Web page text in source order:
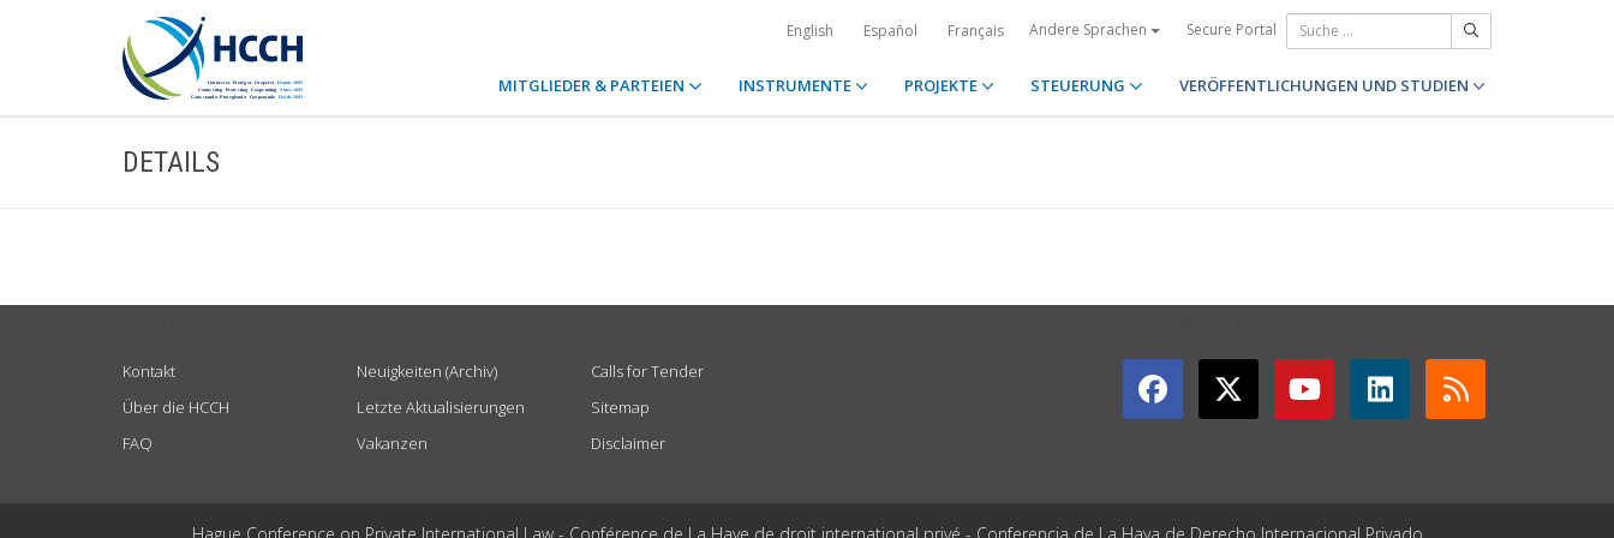
English Español Français Andere Sprachen Secure Portal
MITGLIEDER & PARTEIEN INSTRUMENTE PROJEKTE STEUERUNG VERÖFFENTLICHUNGEN UND STUDIEN
DETAILS
Kontakt
Über die HCCH
FAQ
Neuigkeiten (Archiv)
Letzte Aktualisierungen
Vakanzen
Calls for Tender
Sitemap
Disclaimer